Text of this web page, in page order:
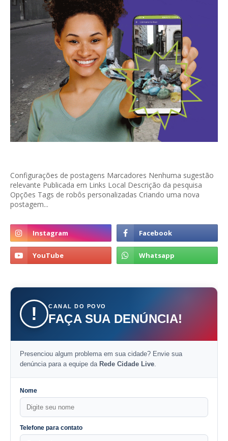
Configurações de postagens Marcadores Nenhuma sugestão
relevante Publicada em Links Local Descrição da pesquisa
Opções Tags de robôs personalizadas Criando uma nova
postagem...
! CANAL DO POVO
FAÇA SUA DENÚNCIA!
Presenciou algum problema em sua cidade? Envie sua
denúncia para a equipe da Rede Cidade Live
Nome
Telefone para contato